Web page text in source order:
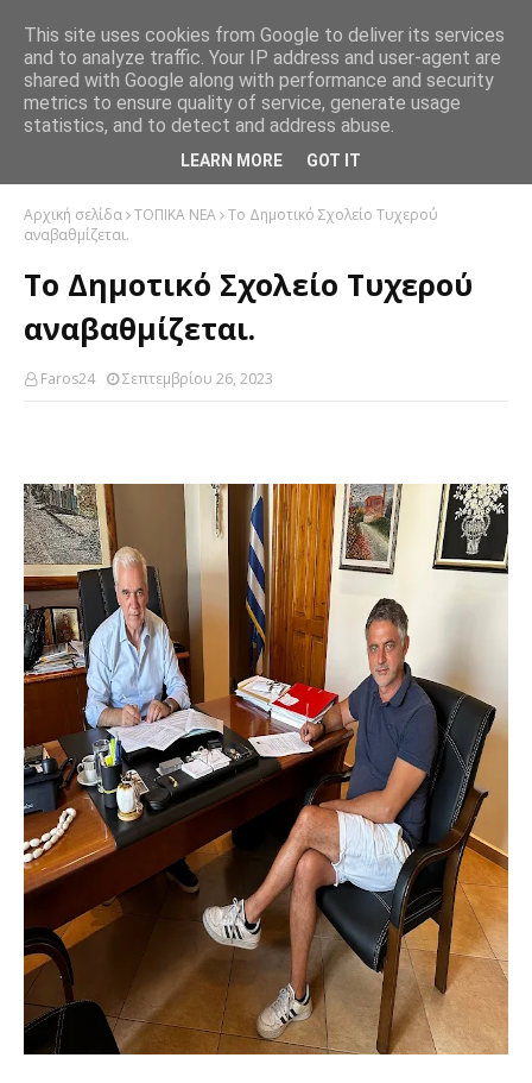
Αρχική σελίδα ΤΟΠΙΚΑ ΝΕΑ Το Δημοτικό Σχολείο Τυχερού
αναβαθμίζεται.
Το Δημοτικό Σχολείο Τυχερού
αναβαθμίζεται.
Faros24 Σεπτεμβρίου 26, 2023
This site uses cookies from Google to deliver its services
and to analyze traffic. Your IP address and user-agent are
shared with Google along with performance and security
metrics to ensure quality of service, generate usage
statistics, and to detect and address abuse.
LEARN MORE GOT IT